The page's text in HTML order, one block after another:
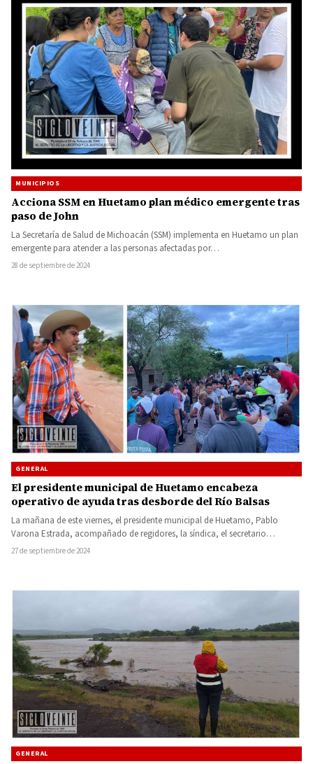
MUNICIPIOS
Acciona SSM en Huetamo plan médico emergente tras
paso de John
La Secretaría de Salud de Michoacán (SSM) implementa en Huetamo un plan
emergente para atender a las personas afectadas por…
28 de septiembre de 2024
GENERAL
El presidente municipal de Huetamo encabeza
operativo de ayuda tras desborde del Río Balsas
La mañana de este viernes, el presidente municipal de Huetamo, Pablo
Varona Estrada, acompañado de regidores, la síndica, el secretario…
27 de septiembre de 2024
GENERAL